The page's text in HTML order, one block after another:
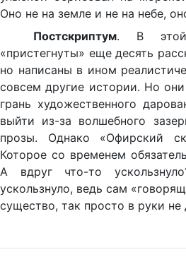
Оно не на земле и не на небе,
Постскриптум. В этой
«пристегнуты» еще десять
но написаны в ином
совсем другие истории. Но
грань художественного
выйти из-за волшебного
прозы. Однако «Офирский
Которое со временем
А вдруг что-то
ускользнуло, ведь сам
существо, так просто в руки